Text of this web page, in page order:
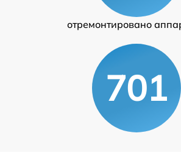
отремонтировано
701